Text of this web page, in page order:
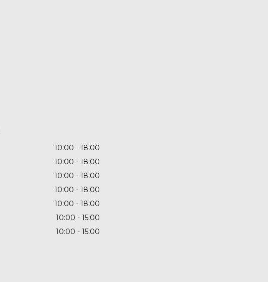
10:00
18:00
10:00
18:00
10:00
18:00
10:00
18:00
10:00
18:00
10:00
15:00
10:00 15:00